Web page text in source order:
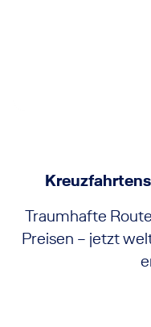
Traumhafte
Preisen – jetzt